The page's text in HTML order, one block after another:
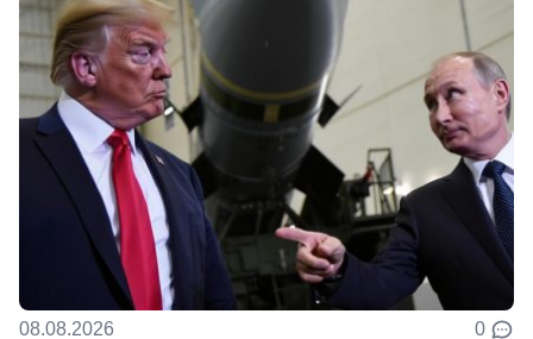
08.08.2026 0